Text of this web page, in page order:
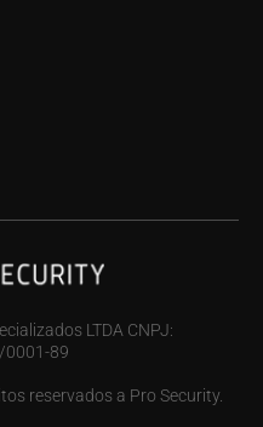
LTDA CNPJ:
0001-89
reservados a Pro Security.